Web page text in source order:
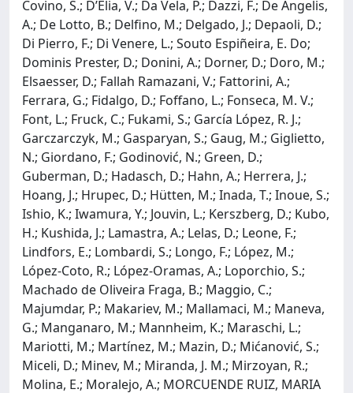
Covino, S.; D’Elia, V.; Da Vela, P.; Dazzi, F.; De Angelis,
A.; De Lotto, B.; Delfino, M.; Delgado, J.; Depaoli, D.;
Di Pierro, F.; Di Venere, L.; Souto Espiñeira, E. Do;
Dominis Prester, D.; Donini, A.; Dorner, D.; Doro, M.;
Elsaesser, D.; Fallah Ramazani, V.; Fattorini, A.;
Ferrara, G.; Fidalgo, D.; Foffano, L.; Fonseca, M. V.;
Font, L.; Fruck, C.; Fukami, S.; García López, R. J.;
Garczarczyk, M.; Gasparyan, S.; Gaug, M.; Giglietto,
N.; Giordano, F.; Godinović, N.; Green, D.;
Guberman, D.; Hadasch, D.; Hahn, A.; Herrera, J.;
Hoang, J.; Hrupec, D.; Hütten, M.; Inada, T.; Inoue, S.;
Ishio, K.; Iwamura, Y.; Jouvin, L.; Kerszberg, D.; Kubo,
H.; Kushida, J.; Lamastra, A.; Lelas, D.; Leone, F.;
Lindfors, E.; Lombardi, S.; Longo, F.; López, M.;
López-Coto, R.; López-Oramas, A.; Loporchio, S.;
Machado de Oliveira Fraga, B.; Maggio, C.;
Majumdar, P.; Makariev, M.; Mallamaci, M.; Maneva,
G.; Manganaro, M.; Mannheim, K.; Maraschi, L.;
Mariotti, M.; Martínez, M.; Mazin, D.; Mićanović, S.;
Miceli, D.; Minev, M.; Miranda, J. M.; Mirzoyan, R.;
Molina, E.; Moralejo, A.; MORCUENDE RUIZ, MARIA